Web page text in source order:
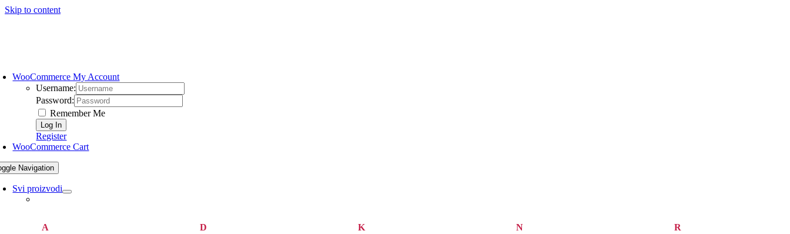
Skip to content
WooCommerce My Account
Username:
Password:
Remember Me
Register
WooCommerce Cart
Navigation
Svi proizvodi
A
D
K
N
R